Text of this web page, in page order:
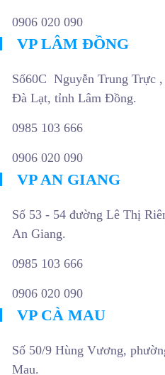
0906 020 090
VP LÂM ĐỒNG
Số60C Nguyễn Trung Trực
Đà Lạt, tỉnh Lâm Đồng.
0985 103 666
0906 020 090
VP AN GIANG
Số 53 - 54 đường Lê Thị
An Giang.
0985 103 666
0906 020 090
VP CÀ MAU
Số 50/9 Hùng Vương,
Mau.